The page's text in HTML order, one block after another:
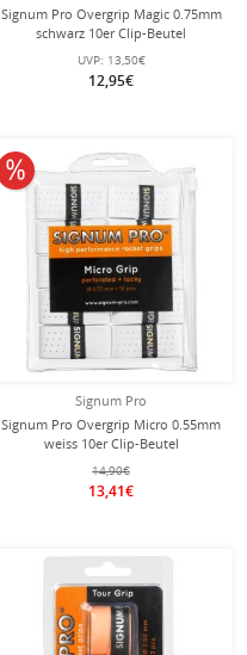
Signum Pro Overgrip Magic 0.75mm
schwarz 10er Clip-Beutel
UVP: 13,50€
12,95€
Signum Pro
Signum Pro Overgrip Micro 0.55mm
weiss 10er Clip-Beutel
14,90€
13,41€
10% reduziert